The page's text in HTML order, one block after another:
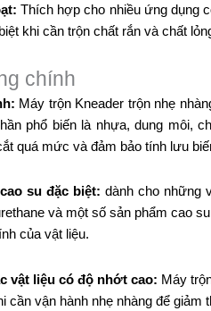
Thích hợp cho nhiều ứng dụng
khi cần trộn chất rắn và chất
chính
Máy trộn Kneader trộn nhẹ
phổ biến là nhựa, dung môi,
quá mức và đảm bảo tính lưu
su đặc biệt: dành cho những
và một số sản phẩm cao
của vật liệu.
vật liệu có độ nhớt cao: Máy
cần vận hành nhẹ nhàng để giảm